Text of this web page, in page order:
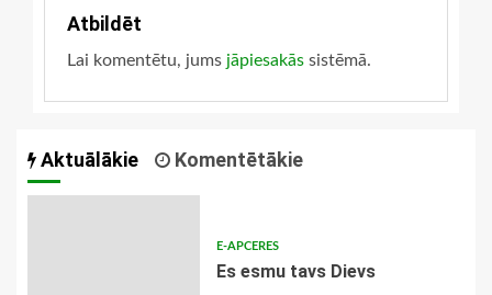
Atbildēt
Lai komentētu, jums jāpiesakās sistēmā.
Aktuālākie Komentētākie
E-APCERES
Es esmu tavs Dievs